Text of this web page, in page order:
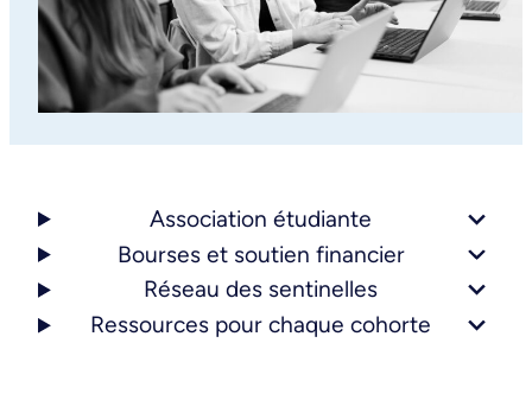
Association étudiante
Bourses et soutien financier
Réseau des sentinelles
Ressources pour chaque cohorte